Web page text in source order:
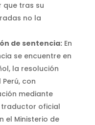
que tras su
no la
de sentencia:En
se encuentre en
la resolución
con
mediante
traductor oficial
el Ministerio de